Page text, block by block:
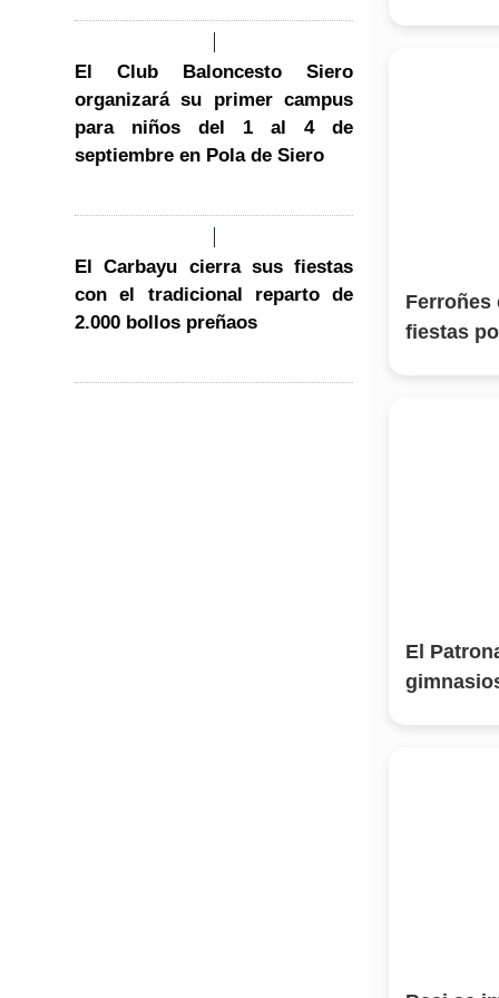
Ferroñes
fiestas
El
El Club Baloncesto Siero
organizará su primer campus
para niños del 1 al 4 de
septiembre en Pola de Siero
El Carbayu cierra sus fiestas
con el tradicional reparto de
2.000 bollos preñaos